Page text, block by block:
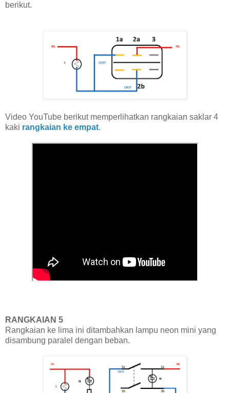
berikut.
Video YouTube berikut memperlihatkan rangkaian saklar 4
kaki rangkaian ke empat.
RANGKAIAN 5
Rangkaian ke lima ini ditambahkan lampu neon mini yang
disambung paralel dengan beban.